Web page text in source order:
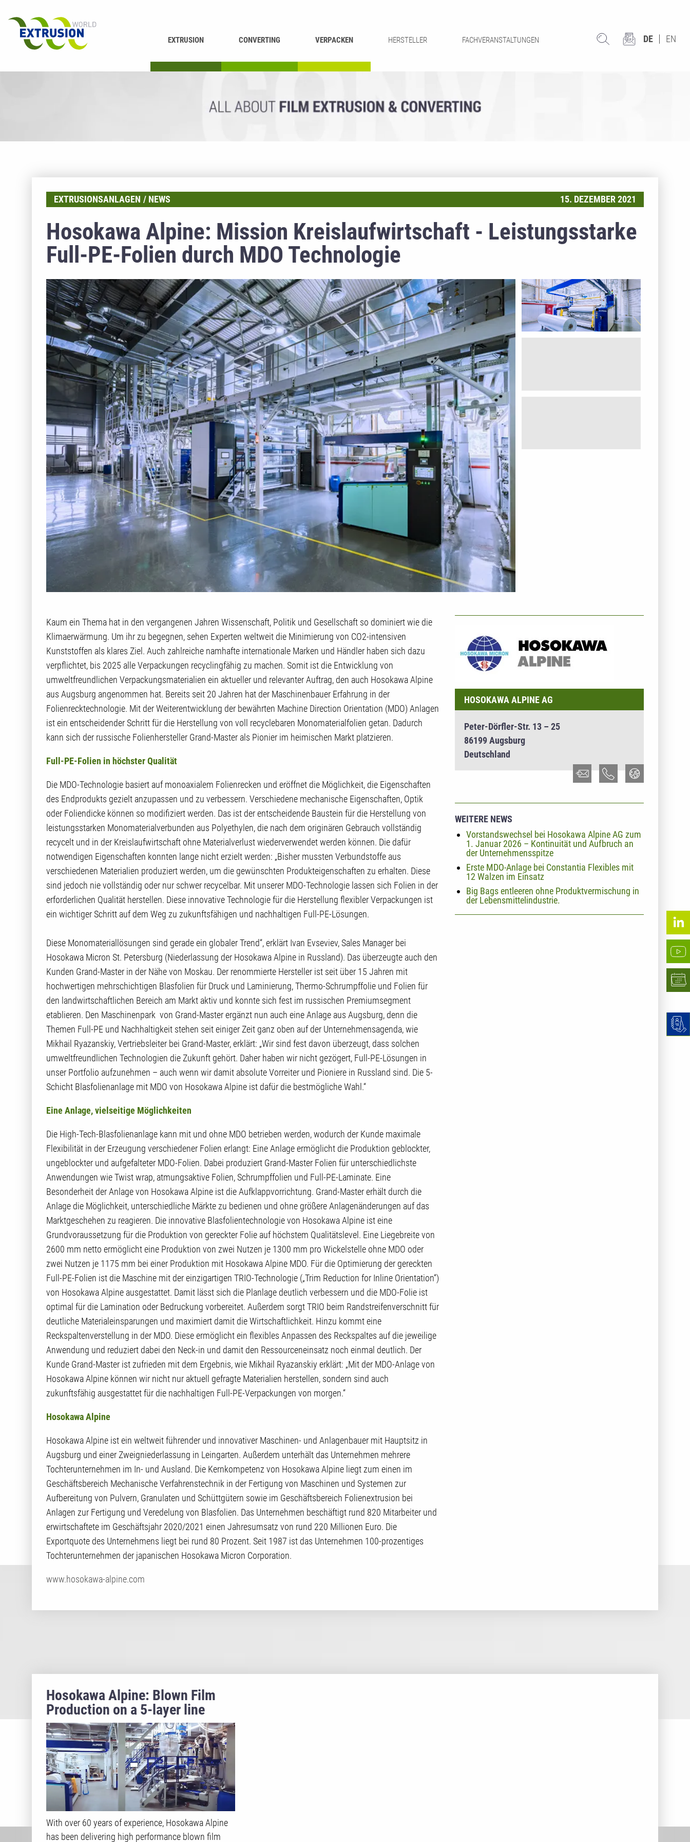
EXTRUSION CONVERTING VERPACKEN HERSTELLER FACHVERANSTALTUNGEN DE EN
EXTRUSIONSANLAGEN NEWS 15. DEZEMBER 2021
Hosokawa Alpine: Mission Kreislaufwirtschaft - Leistungsstarke
Full-PE-Folien durch MDO Technologie
Kaum ein Thema hat in den vergangenen Jahren Wissenschaft, Politik und Gesellschaft so dominiert wie die
Klimaerwärmung. Um ihr zu begegnen, sehen Experten weltweit die Minimierung von CO2-intensiven
Kunststoffen als klares Ziel. Auch zahlreiche namhafte internationale Marken und Händler haben sich dazu
verpflichtet, bis 2025 alle Verpackungen recyclingfähig zu machen. Somit ist die Entwicklung von
umweltfreundlichen Verpackungsmaterialien ein aktueller und relevanter Auftrag, den auch Hosokawa Alpine
aus Augsburg angenommen hat. Bereits seit 20 Jahren hat der Maschinenbauer Erfahrung in der
Folienrecktechnologie. Mit der Weiterentwicklung der bewährten Machine Direction Orientation (MDO) Anlagen
ist ein entscheidender Schritt für die Herstellung von voll recyclebaren Monomaterialfolien getan. Dadurch
kann sich der russische Folienhersteller Grand-Master als Pionier im heimischen Markt platzieren.
Full-PE-Folien in höchster Qualität
Die MDO-Technologie basiert auf monoaxialem Folienrecken und eröffnet die Möglichkeit, die Eigenschaften
des Endprodukts gezielt anzupassen und zu verbessern. Verschiedene mechanische Eigenschaften, Optik
oder Foliendicke können so modifiziert werden. Das ist der entscheidende Baustein für die Herstellung von
leistungsstarken Monomaterialverbunden aus Polyethylen, die nach dem originären Gebrauch vollständig
recycelt und in der Kreislaufwirtschaft ohne Materialverlust wiederverwendet werden können. Die dafür
notwendigen Eigenschaften konnten lange nicht erzielt werden: „Bisher mussten Verbundstoffe aus
verschiedenen Materialien produziert werden, um die gewünschten Produkteigenschaften zu erhalten. Diese
sind jedoch nie vollständig oder nur schwer recycelbar. Mit unserer MDO-Technologie lassen sich Folien in der
erforderlichen Qualität herstellen. Diese innovative Technologie für die Herstellung flexibler Verpackungen ist
ein wichtiger Schritt auf dem Weg zu zukunftsfähigen und nachhaltigen Full-PE-Lösungen.
Diese Monomateriallösungen sind gerade ein globaler Trend“, erklärt Ivan Evseviev, Sales Manager bei
Hosokawa Micron St. Petersburg (Niederlassung der Hosokawa Alpine in Russland). Das überzeugte auch den
Kunden Grand-Master in der Nähe von Moskau. Der renommierte Hersteller ist seit über 15 Jahren mit
hochwertigen mehrschichtigen Blasfolien für Druck und Laminierung, Thermo-Schrumpffolie und Folien für
den landwirtschaftlichen Bereich am Markt aktiv und konnte sich fest im russischen Premiumsegment
etablieren. Den Maschinenpark von Grand-Master ergänzt nun auch eine Anlage aus Augsburg, denn die
Themen Full-PE und Nachhaltigkeit stehen seit einiger Zeit ganz oben auf der Unternehmensagenda, wie
Mikhail Ryazanskiy, Vertriebsleiter bei Grand-Master, erklärt: „Wir sind fest davon überzeugt, dass solchen
umweltfreundlichen Technologien die Zukunft gehört. Daher haben wir nicht gezögert, Full-PE-Lösungen in
unser Portfolio aufzunehmen – auch wenn wir damit absolute Vorreiter und Pioniere in Russland sind. Die 5-
Schicht Blasfolienanlage mit MDO von Hosokawa Alpine ist dafür die bestmögliche Wahl.“
Eine Anlage, vielseitige Möglichkeiten
Die High-Tech-Blasfolienanlage kann mit und ohne MDO betrieben werden, wodurch der Kunde maximale
Flexibilität in der Erzeugung verschiedener Folien erlangt: Eine Anlage ermöglicht die Produktion geblockter,
ungeblockter und aufgefalteter MDO-Folien. Dabei produziert Grand-Master Folien für unterschiedlichste
Anwendungen wie Twist wrap, atmungsaktive Folien, Schrumpffolien und Full-PE-Laminate. Eine
Besonderheit der Anlage von Hosokawa Alpine ist die Aufklappvorrichtung. Grand-Master erhält durch die
Anlage die Möglichkeit, unterschiedliche Märkte zu bedienen und ohne größere Anlagenänderungen auf das
Marktgeschehen zu reagieren. Die innovative Blasfolientechnologie von Hosokawa Alpine ist eine
Grundvoraussetzung für die Produktion von gereckter Folie auf höchstem Qualitätslevel. Eine Liegebreite von
2600 mm netto ermöglicht eine Produktion von zwei Nutzen je 1300 mm pro Wickelstelle ohne MDO oder
zwei Nutzen je 1175 mm bei einer Produktion mit Hosokawa Alpine MDO. Für die Optimierung der gereckten
Full-PE-Folien ist die Maschine mit der einzigartigen TRIO-Technologie („Trim Reduction for Inline Orientation“)
von Hosokawa Alpine ausgestattet. Damit lässt sich die Planlage deutlich verbessern und die MDO-Folie ist
optimal für die Lamination oder Bedruckung vorbereitet. Außerdem sorgt TRIO beim Randstreifenverschnitt für
deutliche Materialeinsparungen und maximiert damit die Wirtschaftlichkeit. Hinzu kommt eine
Reckspaltenverstellung in der MDO. Diese ermöglicht ein flexibles Anpassen des Reckspaltes auf die jeweilige
Anwendung und reduziert dabei den Neck-in und damit den Ressourceneinsatz noch einmal deutlich. Der
Kunde Grand-Master ist zufrieden mit dem Ergebnis, wie Mikhail Ryazanskiy erklärt: „Mit der MDO-Anlage von
Hosokawa Alpine können wir nicht nur aktuell gefragte Materialien herstellen, sondern sind auch
zukunftsfähig ausgestattet für die nachhaltigen Full-PE-Verpackungen von morgen.“
Hosokawa Alpine
Hosokawa Alpine ist ein weltweit führender und innovativer Maschinen- und Anlagenbauer mit Hauptsitz in
Augsburg und einer Zweigniederlassung in Leingarten. Außerdem unterhält das Unternehmen mehrere
Tochterunternehmen im In- und Ausland. Die Kernkompetenz von Hosokawa Alpine liegt zum einen im
Geschäftsbereich Mechanische Verfahrenstechnik in der Fertigung von Maschinen und Systemen zur
Aufbereitung von Pulvern, Granulaten und Schüttgütern sowie im Geschäftsbereich Folienextrusion bei
Anlagen zur Fertigung und Veredelung von Blasfolien. Das Unternehmen beschäftigt rund 820 Mitarbeiter und
erwirtschaftete im Geschäftsjahr 2020/2021 einen Jahresumsatz von rund 220 Millionen Euro. Die
Exportquote des Unternehmens liegt bei rund 80 Prozent. Seit 1987 ist das Unternehmen 100-prozentiges
Tochterunternehmen der japanischen Hosokawa Micron Corporation.
www.hosokawa-alpine.com
HOSOKAWA ALPINE AG
Peter-Dörfler-Str. 13 – 25
86199 Augsburg
Deutschland
WEITERE NEWS
Vorstandswechsel bei Hosokawa Alpine AG zum
1. Januar 2026 – Kontinuität und Aufbruch an
der Unternehmensspitze
Erste MDO-Anlage bei Constantia Flexibles mit
12 Walzen im Einsatz
Big Bags entleeren ohne Produktvermischung in
der Lebensmittelindustrie.
Hosokawa Alpine: Blown Film
Production on a 5-layer line
With over 60 years of experience, Hosokawa Alpine
has been delivering high performance blown film